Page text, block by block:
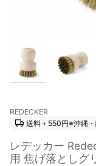
REDECKER
送料＋550円※沖縄・
レデッカー
用 焦げ落としグ